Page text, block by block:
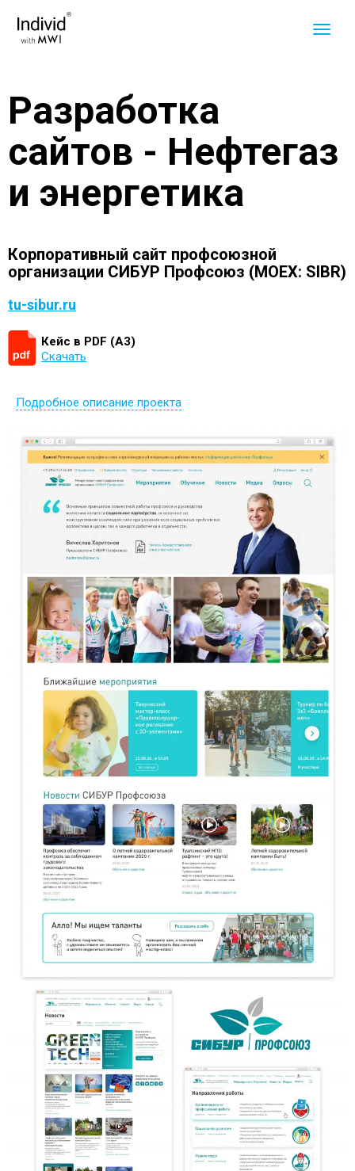
Разработка
сайтов - Нефтегаз
и энергетика
Корпоративный сайт профсоюзной
организации СИБУР Профсоюз (MOEX: SIBR)
tu-sibur.ru
Кейс в PDF (А3)
Скачать
Подробное описание проекта